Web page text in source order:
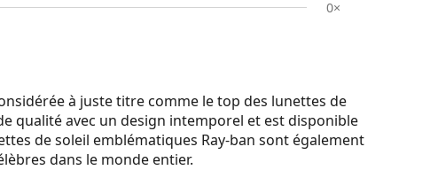
0×
à juste titre comme le top des lunettes de
qualité avec un design intemporel et est disponible
de soleil emblématiques Ray-ban sont également
dans le monde entier.